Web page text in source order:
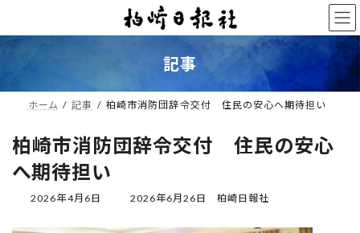
テ
ゲ
記事
ホーム 記事 柏崎市消防団辞令交付 住民の安心へ期待担い
柏崎市消防団辞令交付 住民の安心
へ期待担い
2026年4月6日
最
更
2026年6月26日 柏崎日報社